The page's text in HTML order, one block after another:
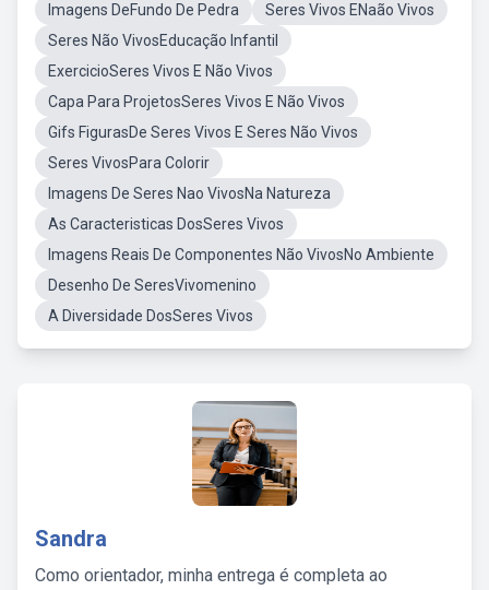
Imagens DeFundo De Pedra
Seres Vivos ENaão Vivos
Seres Não VivosEducação Infantil
ExercicioSeres Vivos E Não Vivos
Capa Para ProjetosSeres Vivos E Não Vivos
Gifs FigurasDe Seres Vivos E Seres Não Vivos
Seres VivosPara Colorir
Imagens De Seres Nao VivosNa Natureza
As Caracteristicas DosSeres Vivos
Imagens Reais De Componentes Não VivosNo Ambiente
Desenho De SeresVivomenino
A Diversidade DosSeres Vivos
Sandra
Como orientador, minha entrega é completa ao